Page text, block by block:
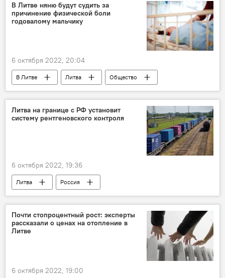
В Литве няню будут судить за
причинение физической боли
годовалому мальчику
6 октября 2022, 20:04
В Литве Литва
Общество
Происшествия
Литва на границе с РФ установит
систему рентгеновского контроля
6 октября 2022, 19:36
Литва
Россия
Блокада калининградского транзита
Калининградская область
грузоперевозки
Почти стопроцентный рост: эксперты
рассказали о ценах на отопление в
Литве
6 октября 2022, 19:00